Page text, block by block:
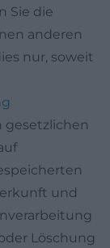
Sie die
anderen
nur, soweit
gesetzlichen
und
Löschung